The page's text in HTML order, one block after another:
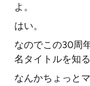
よ。
はい。
なのでこの30周
名タイトルを知
なんかちょっと